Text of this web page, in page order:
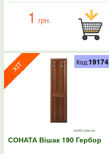
1 грн.
СОНАТА Вішак 190 Гербор
Код:19174